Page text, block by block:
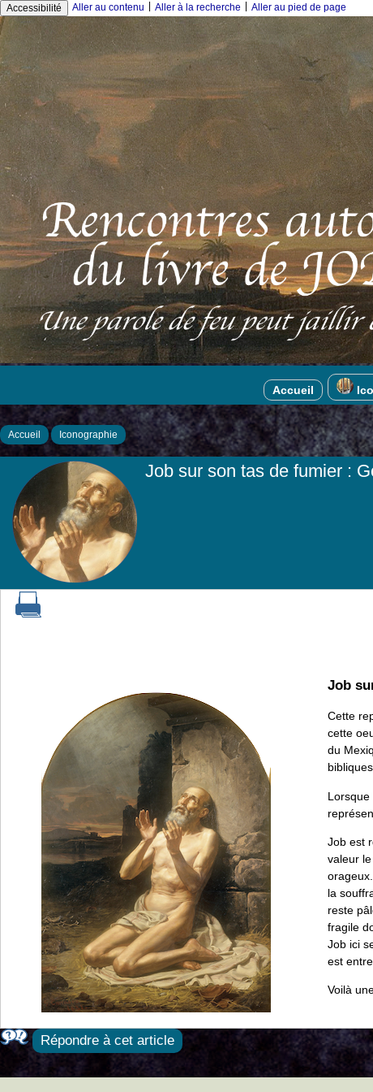
Accessibilité Aller au contenu Aller à la recherche Aller au pied de page
Accueil
Accueil Iconographie
Job sur son tas de fumier :
Job
Cette
cette
du
Lorsque
Job est
valeur
la
reste
fragile
Job ici
est
Voilà
Répondre à cet article